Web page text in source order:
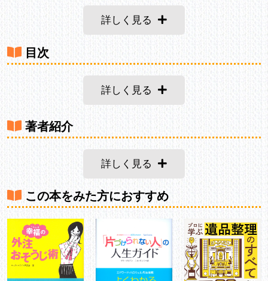
詳しく見る
目次
詳しく見る
著者紹介
詳しく見る
この本をみた方におすすめ